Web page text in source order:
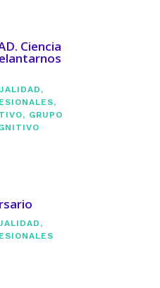
Ciencia
,
,
, GRUPO
,